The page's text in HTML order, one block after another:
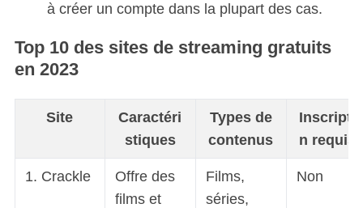
à créer un compte dans la plupart des cas.
Top 10 des sites de streaming gratuits
en 2023
Site
Caractéri
stiques
Types de
contenus
n
1. Crackle
Offre des
films et
Films,
séries,
Non